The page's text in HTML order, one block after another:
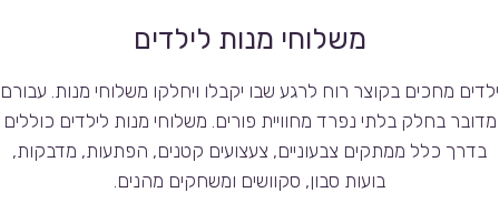
משלוחי מנות לילדים
ילדים מחכים בקוצר רוח לרגע שבו יקבלו ויחלקו משלוחי מנות. עבורם
מדובר בחלק בלתי נפרד מחוויית פורים. משלוחי מנות לילדים כוללים
בדרך כלל ממתקים צבעוניים, צעצועים קטנים, הפתעות, מדבקות,
בועות סבון, סקוושים ומשחקים מהנים.